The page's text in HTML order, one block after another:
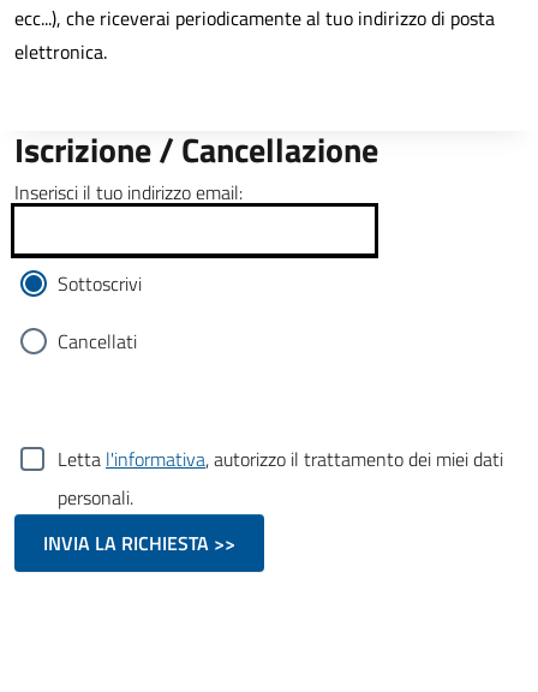
ecc...), che riceverai periodicamente al tuo indirizzo di posta
elettronica.
Iscrizione / Cancellazione
Inserisci il tuo indirizzo email:
Sottoscrivi
Cancellati
Letta l'informativa, autorizzo il trattamento dei miei dati
personali.